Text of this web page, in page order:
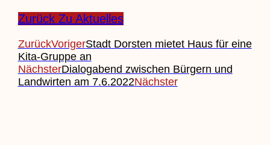
Zurück Zu Aktuelles
ZurückVorigerStadt Dorsten mietet Haus für eine
Kita-Gruppe an
NächsterDialogabend zwischen Bürgern und
Landwirten am 7.6.2022Nächster